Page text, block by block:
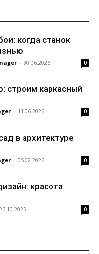
когда станок
- 30.06.2026 0
строим каркасный
- 11.06.2026 0
в архитектуре
- 05.02.2026 0
красота
25.10.2025 0